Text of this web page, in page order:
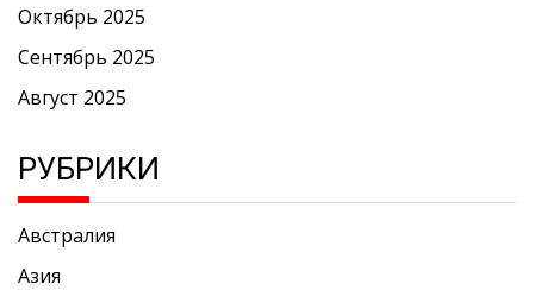
Октябрь 2025
Сентябрь 2025
Август 2025
РУБРИКИ
Австралия
Азия